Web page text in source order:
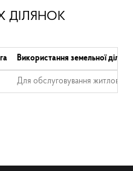
ДІЛЯНОК
Використання земельної
Для обслуговування житлового